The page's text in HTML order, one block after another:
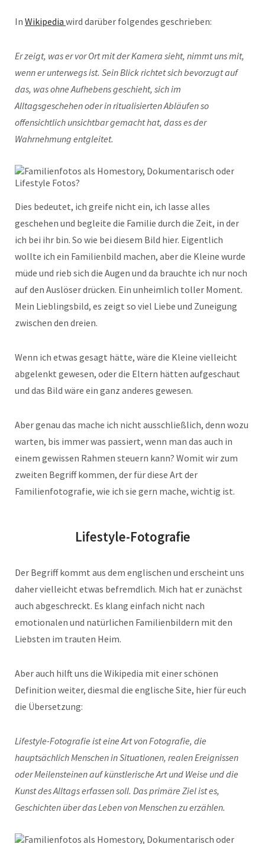
In Wikipedia wird darüber folgendes geschrieben:
Er zeigt, was er vor Ort mit der Kamera sieht, nimmt uns mit,
wenn er unterwegs ist. Sein Blick richtet sich bevorzugt auf
das, was ohne Aufhebens geschieht, sich im
Alltagsgeschehen oder in ritualisierten Abläufen so
offensichtlich unsichtbar gemacht hat, dass es der
Wahrnehmung entgleitet.
Dies bedeutet, ich greife nicht ein, ich lasse alles
geschehen und begleite die Familie durch die Zeit, in der
ich bei ihr bin. So wie bei diesem Bild hier. Eigentlich
wollte ich ein Familienbild machen, aber die Kleine wurde
müde und rieb sich die Augen und da brauchte ich nur noch
auf den Auslöser drücken. Ein unheimlich toller Moment.
Mein Lieblingsbild, es zeigt so viel Liebe und Zuneigung
zwischen den dreien.
Wenn ich etwas gesagt hätte, wäre die Kleine vielleicht
abgelenkt gewesen, oder die Eltern hätten aufgeschaut
und das Bild wäre ein ganz anderes gewesen.
Aber genau das mache ich nicht ausschließlich, denn wozu
warten, bis immer was passiert, wenn man das auch in
einem gewissen Rahmen steuern kann? Womit wir zum
zweiten Begriff kommen, der für diese Art der
Familienfotografie, wie ich sie gern mache, wichtig ist.
Lifestyle-Fotografie
Der Begriff kommt aus dem englischen und erscheint uns
daher vielleicht etwas befremdlich. Mich hat er zunächst
auch abgeschreckt. Es klang einfach nicht nach
emotionalen und natürlichen Familienbildern mit den
Liebsten im trauten Heim.
Aber auch hilft uns die Wikipedia mit einer schönen
Definition weiter, diesmal die englische Site, hier für euch
die Übersetzung:
Lifestyle-Fotografie ist eine Art von Fotografie, die
hauptsächlich Menschen in Situationen, realen Ereignissen
oder Meilensteinen auf künstlerische Art und Weise und die
Kunst des Alltags erfassen soll. Das primäre Ziel ist es,
Geschichten über das Leben von Menschen zu erzählen.